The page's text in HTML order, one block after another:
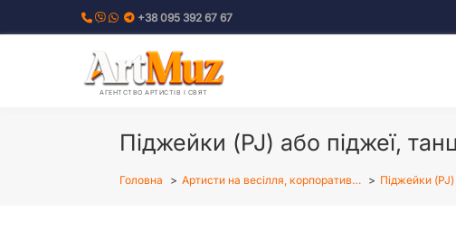
до
+38 095 392 67 67
АГЕНТСТВО АРТИСТІВ І СВЯТ
Піджейки (PJ) або піджеї,
Головна Артисти на весілля, корпоратив… Піджейки